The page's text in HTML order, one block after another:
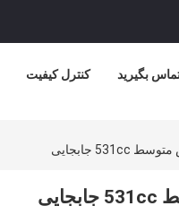
کنترل کیفیت تماس بگیرید